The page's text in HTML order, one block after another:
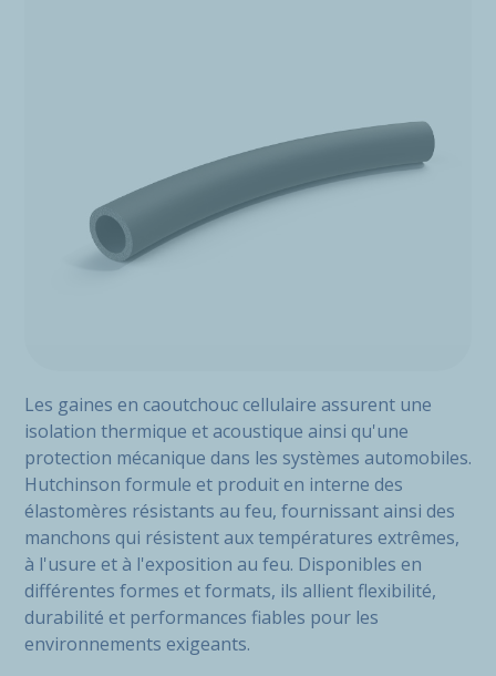
Les gaines en caoutchouc cellulaire assurent une
isolation thermique et acoustique ainsi qu'une
protection mécanique dans les systèmes automobiles.
Hutchinson formule et produit en interne des
élastomères résistants au feu, fournissant ainsi des
manchons qui résistent aux températures extrêmes,
à l'usure et à l'exposition au feu. Disponibles en
différentes formes et formats, ils allient flexibilité,
durabilité et performances fiables pour les
environnements exigeants.